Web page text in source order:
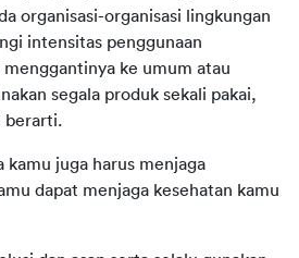
organisasi-organisasi lingkungan
intensitas penggunaan
menggantinya ke umum atau
segala produk sekali pakai,
berarti.
kamu juga harus menjaga
dapat menjaga kesehatan kamu